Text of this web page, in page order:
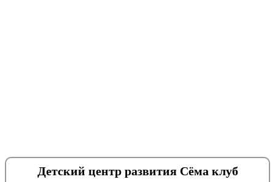
Детский центр развития Сёма клуб